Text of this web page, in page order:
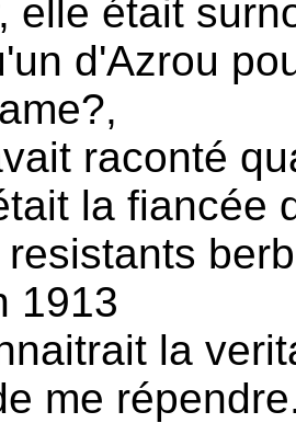
elle était
d'Azrou
raconté
la fiancée
1913
la
me